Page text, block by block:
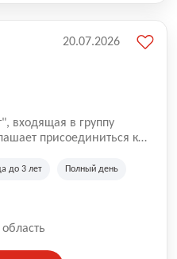
входящая в группу
присоединиться к
и оказываем комплекс
блоков свободной
до 3 лет Полный день
20.07.2026